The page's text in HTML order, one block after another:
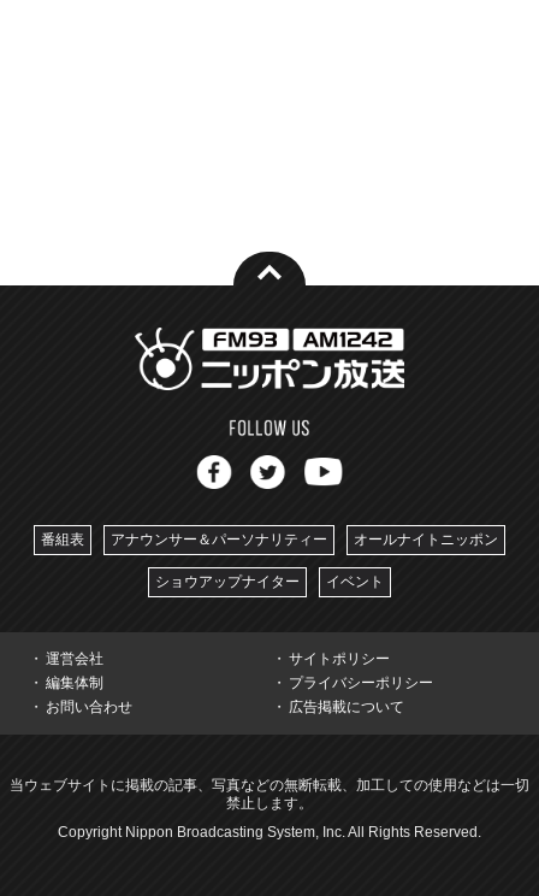
番組表 アナウンサー＆パーソナリティー オールナイトニッポン
ショウアップナイター イベント
運営会社
サイトポリシー
編集体制
プライバシーポリシー
お問い合わせ
広告掲載について
当ウェブサイトに掲載の記事、写真などの無断転載、加工しての使用などは一切
禁止します。
Copyright Nippon Broadcasting System, Inc. All Rights Reserved.